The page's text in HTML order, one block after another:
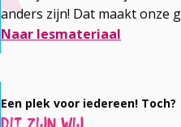
anders zijn! Dat maakt onze
Naar lesmateriaal
Een plek voor iedereen! Toch?
Dit zijn wij